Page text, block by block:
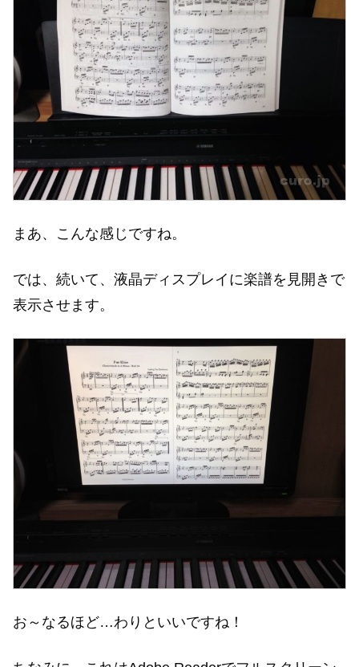
まあ、こんな感じですね。
では、続いて、液晶ディスプレイに楽譜を見開きで
表示させます。
お～なるほど…わりといいですね！